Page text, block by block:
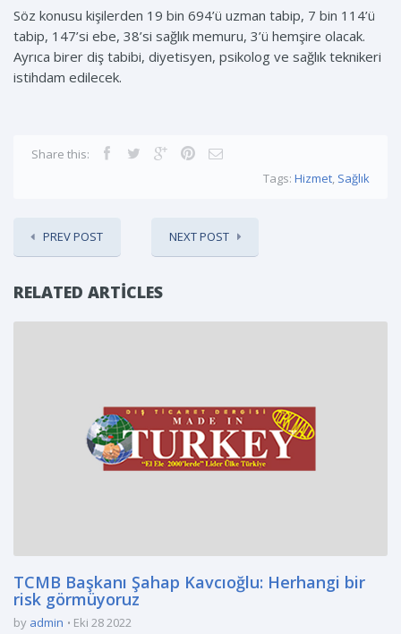
Söz konusu kişilerden 19 bin 694’ü uzman tabip, 7 bin 114’ü
tabip, 147’si ebe, 38’si sağlık memuru, 3’ü hemşire olacak.
Ayrıca birer diş tabibi, diyetisyen, psikolog ve sağlık teknikeri
istihdam edilecek.
Share this:
Tags: Hizmet, Sağlık
PREV POST NEXT POST
RELATED ARTICLES
TCMB Başkanı Şahap Kavcıoğlu: Herhangi bir
risk görmüyoruz
by admin Eki 28 2022